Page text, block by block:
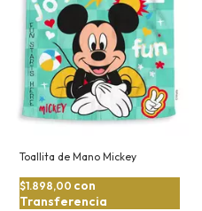
Toallita de Mano Mickey
$1.898,00 con
Transferencia